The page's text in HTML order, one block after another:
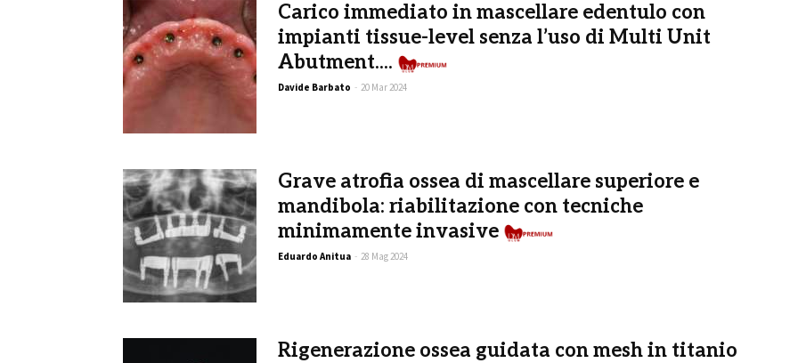
Carico immediato in mascellare edentulo con
impianti tissue-level senza l’uso di Multi Unit
Abutment....
Davide Barbato - 20 Mar 2024
Grave atrofia ossea di mascellare superiore e
mandibola: riabilitazione con tecniche
minimamente invasive
Eduardo Anitua - 28 Mag 2024
Rigenerazione ossea guidata con mesh in titanio